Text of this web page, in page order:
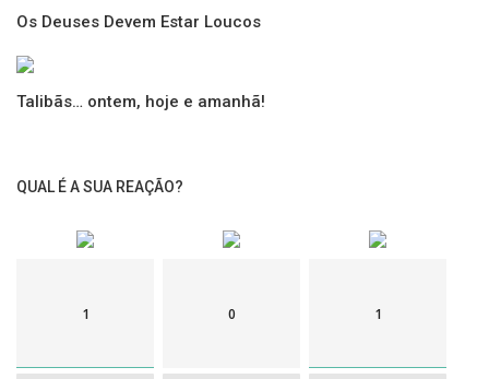
Uma Viagem Cativante de Porriño a Mos
com o Selo Draft World Magazine e descubra o mundo
Os Deuses Devem Estar Loucos
Talibãs… ontem, hoje e amanhã!
QUAL É A SUA REAÇÃO?
1 0 1